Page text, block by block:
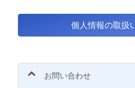
お問い合わせ